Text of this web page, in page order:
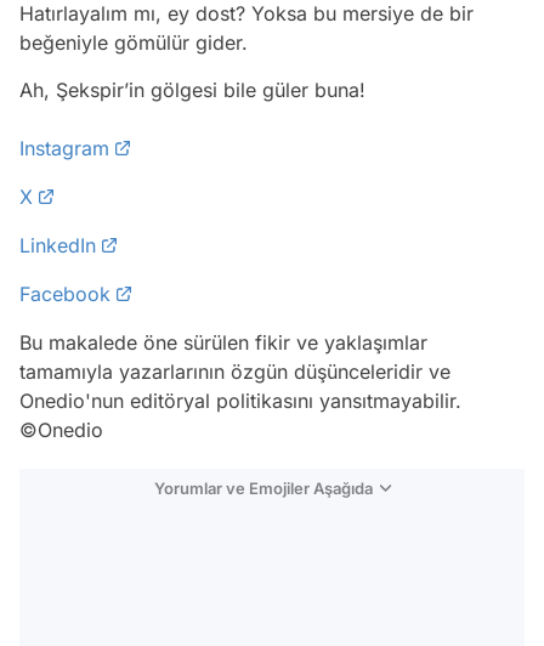
Hatırlayalım mı, ey dost? Yoksa bu mersiye de bir
beğeniyle gömülür gider.
Ah, Şekspir’in gölgesi bile güler buna!
Instagram
X
LinkedIn
Facebook
Bu makalede öne sürülen fikir ve yaklaşımlar
tamamıyla yazarlarının özgün düşünceleridir ve
Onedio'nun editöryal politikasını yansıtmayabilir.
©Onedio
Yorumlar ve Emojiler Aşağıda